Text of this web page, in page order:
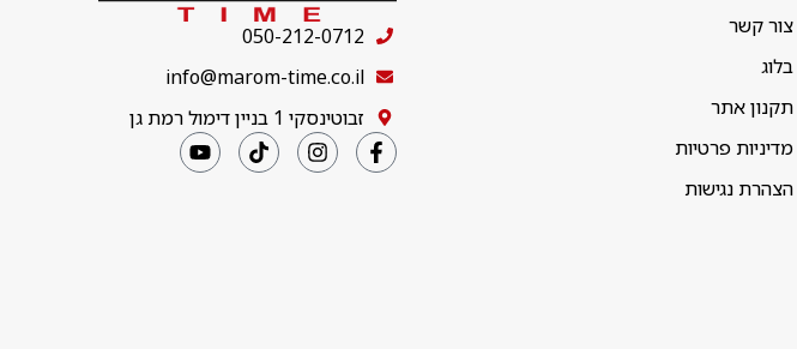
צור קשר
בלוג
תקנון אתר
מדיניות פרטיות
הצהרת נגישות
050-212-0712
info@marom-time.co.il
זבוטינסקי 1 בניין דימול רמת גן